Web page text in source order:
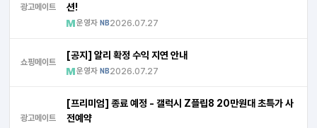
광고메이트
션!
운영자 NB2026.07.27
쇼핑메이트
[공지] 알리 확정 수익 지연 안내
운영자 NB2026.07.27
광고메이트
[프리미엄] 종료 예정 - 갤럭시 Z플립8 20만원대 초특가 사
전예약